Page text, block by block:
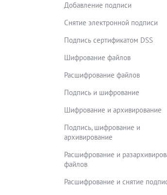
Добавление подписи
Снятие электронной подписи
Подпись сертификатом DSS
Шифрование файлов
Расшифрование файлов
Подпись и шифрование
Шифрование и архивирование
Подпись, шифрование и
архивирование
Расшифрование и
файлов
Расшифрование и снятие